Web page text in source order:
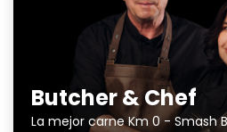
Butcher & Chef